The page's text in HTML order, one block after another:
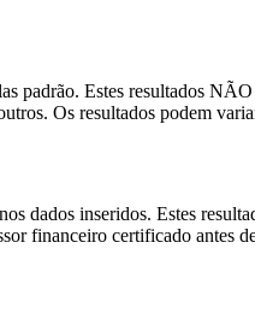
padrão. Estes resultados
Os resultados podem
dados inseridos. Estes
financeiro certificado antes